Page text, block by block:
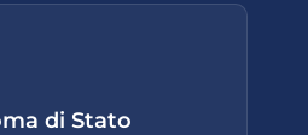
di Stato